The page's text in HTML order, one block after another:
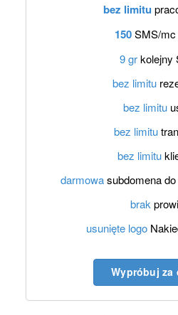
bez limitu
150SMS/mc
9 grkolejny
bez limitu
bez limitu
bez limitu
bez limitu
darmowasubdomena
brak
usunięte logo
Wypróbuj za